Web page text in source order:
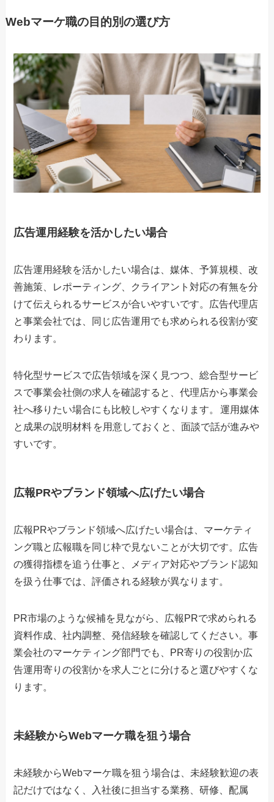
Webマーケ職の目的別の選び方
広告運用経験を活かしたい場合
広告運用経験を活かしたい場合は、媒体、予算規模、改
善施策、レポーティング、クライアント対応の有無を分
けて伝えられるサービスが合いやすいです。広告代理店
と事業会社では、同じ広告運用でも求められる役割が変
わります。
特化型サービスで広告領域を深く見つつ、総合型サービ
スで事業会社側の求人を確認すると、代理店から事業会
社へ移りたい場合にも比較しやすくなります。
運用媒体
と成果の説明材料 を用意しておくと、面談で話が進みや
すいです。
広報PRやブランド領域へ広げたい場合
広報PRやブランド領域へ広げたい場合は、マーケティ
ング職と広報職を同じ枠で見ないことが大切です。広告
の獲得指標を追う仕事と、メディア対応やブランド認知
を扱う仕事では、評価される経験が異なります。
PR市場のような候補を見ながら、広報PRで求められる
資料作成、社内調整、発信経験を確認してください。事
業会社のマーケティング部門でも、PR寄りの役割か広
告運用寄りの役割かを求人ごとに分けると選びやすくな
ります。
未経験からWebマーケ職を狙う場合
未経験からWebマーケ職を狙う場合は、未経験歓迎の表
記だけではなく、入社後に担当する業務、研修、配属